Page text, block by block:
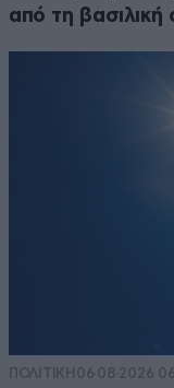
από τη βασιλική
ΠΟΛΙΤΙΚΗ 06·08·2026